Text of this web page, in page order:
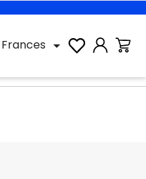
Frances 